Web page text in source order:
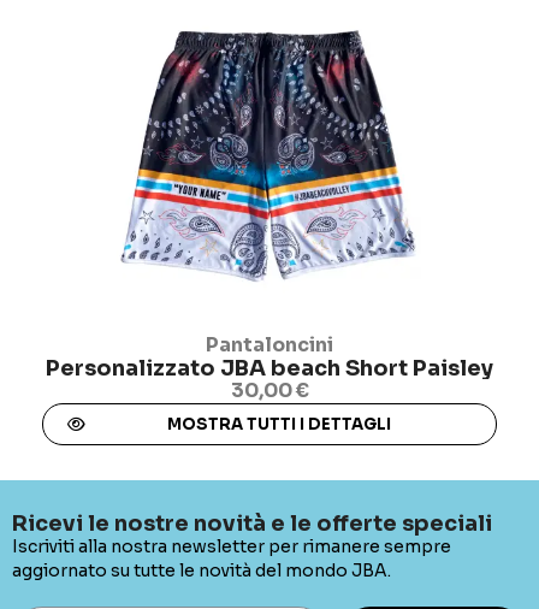
Pantaloncini
Personalizzato JBA beach Short Paisley
30,00 €
MOSTRA TUTTI I DETTAGLI
Ricevi le nostre novità e le offerte speciali
Iscriviti alla nostra newsletter per rimanere sempre
aggiornato su tutte le novità del mondo JBA.